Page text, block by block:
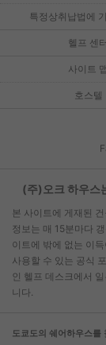
특정상취납법에
헬프 센터
사이트 맵
호스텔
(주)오크 하우스
본 사이트에 게재된
정보는 매 15분마다
이트에 밖에 없는 이
사용할 수 있는 공식
인 헬프 데스크에서
니다.
도쿄도의 쉐어하우스를